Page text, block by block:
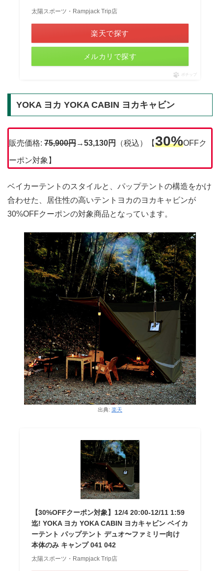
太陽スポーツ・Rampjack Trip店
楽天で探す
メルカリで探す
ポチップ
YOKA ヨカ YOKA CABIN ヨカキャビン
販売価格: 75,900円→53,130円 （税込）【30%OFFク
ーポン対象】
ベイカーテントのスタイルと、パップテントの構造をかけ
合わせた、居住性の高いテントヨカのヨカキャビンが
30%OFFクーポンの対象商品となっています。
出典: 楽天
【30%OFFクーポン対象】12/4 20:00-12/11 1:59
迄! YOKA ヨカ YOKA CABIN ヨカキャビン ベイカ
ーテント パップテント デュオ〜ファミリー向け
本体のみ キャンプ 041 042
太陽スポーツ・Rampjack Trip店